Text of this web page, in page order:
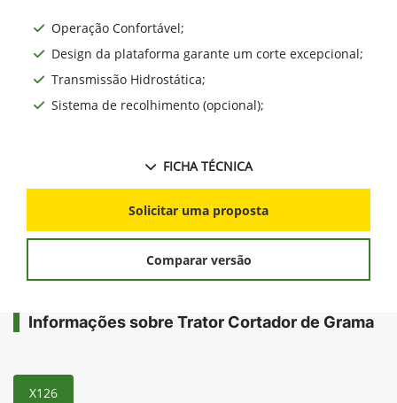
Operação Confortável;
Design da plataforma garante um corte excepcional;
Transmissão Hidrostática;
Sistema de recolhimento (opcional);
FICHA TÉCNICA
Solicitar uma proposta
Comparar versão
Informações sobre Trator Cortador de Grama
X126